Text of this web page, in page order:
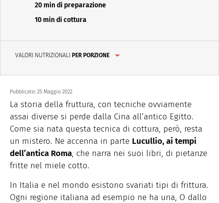
20 min di preparazione
10 min di cottura
VALORI NUTRIZIONALI PER PORZIONE
Pubblicato: 25 Maggio 2022
La storia della fruttura, con tecniche ovviamente
assai diverse si perde dalla Cina all’antico Egitto.
Come sia nata questa tecnica di cottura, però, resta
un mistero. Ne accenna in parte Lucullio, ai tempi
dell’antica Roma, che narra nei suoi libri, di pietanze
fritte nel miele cotto.
In Italia e nel mondo esistono svariati tipi di frittura.
Ogni regione italiana ad esempio ne ha una, O dallo